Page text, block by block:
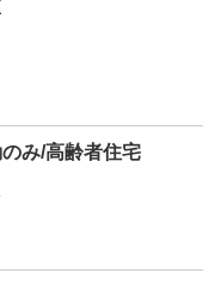
み/高齢者住宅